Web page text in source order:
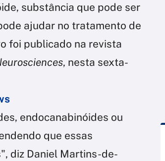
substância que pode ser
ajudar no tratamento de
foi publicado na revista
, nesta sexta-
endocanabinóides ou
que essas
diz Daniel Martins-de-